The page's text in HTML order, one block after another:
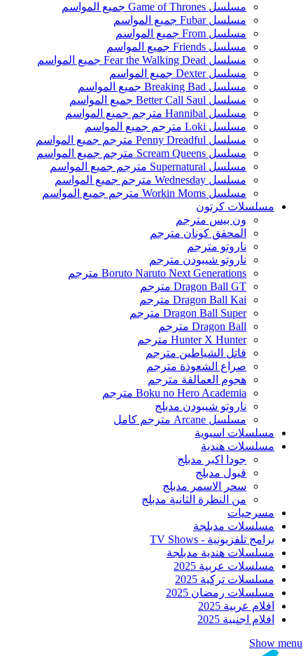
مسلسل Game of Thrones جميع المواسم
مسلسل Fubar جميع المواسم
مسلسل From جميع المواسم
مسلسل Friends جميع المواسم
مسلسل Fear the Walking Dead جميع المواسم
مسلسل Dexter جميع المواسم
مسلسل Breaking Bad جميع المواسم
مسلسل Better Call Saul جميع المواسم
مسلسل Hannibal مترجم جميع المواسم
مسلسل Loki مترجم جميع المواسم
مسلسل Penny Dreadful مترجم جميع المواسم
مسلسل Scream Queens مترجم جميع المواسم
مسلسل Supernatural مترجم جميع المواسم
مسلسل Wednesday مترجم جميع المواسم
مسلسل Workin Moms مترجم جميع المواسم
مسلسلات كرتون
ون بيس مترجم
المحقق كونان مترجم
ناروتو مترجم
ناروتو شيبودن مترجم
Boruto Naruto Next Generations مترجم
Dragon Ball GT مترجم
Dragon Ball Kai مترجم
Dragon Ball Super مترجم
Dragon Ball مترجم
Hunter X Hunter مترجم
قاتل الشياطين مترجم
صراع الشعوذة مترجم
هجوم العمالقة مترجم
Boku no Hero Academia مترجم
ناروتو شيبودن مدبلج
مسلسل Arcane مترجم كامل
مسلسلات اسيوية
مسلسلات هندية
جودا اكبر مدبلج
قبول مدبلج
سحر الاسمر مدبلج
من النظرة الثانية مدبلج
مسرحيات
مسلسلات مدبلجة
برامج تلفزيونية - TV Shows
مسلسلات هندية مدبلجة
مسلسلات عربية 2025
مسلسلات تركية 2025
مسلسلات رمضان 2025
افلام عربية 2025
افلام اجنبية 2025
Show menu